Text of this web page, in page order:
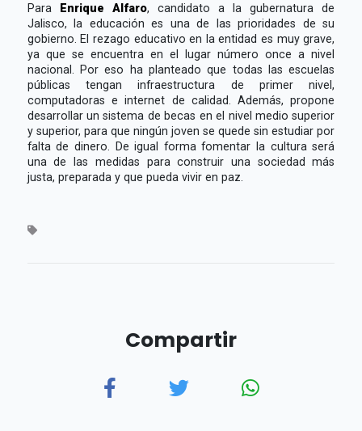
Para Enrique Alfaro, candidato a la gubernatura de
Jalisco, la educación es una de las prioridades de su
gobierno. El rezago educativo en la entidad es muy grave,
ya que se encuentra en el lugar número once a nivel
nacional. Por eso ha planteado que todas las escuelas
públicas tengan infraestructura de primer nivel,
computadoras e internet de calidad. Además, propone
desarrollar un sistema de becas en el nivel medio superior
y superior, para que ningún joven se quede sin estudiar por
falta de dinero. De igual forma fomentar la cultura será
una de las medidas para construir una sociedad más
justa, preparada y que pueda vivir en paz.
Compartir